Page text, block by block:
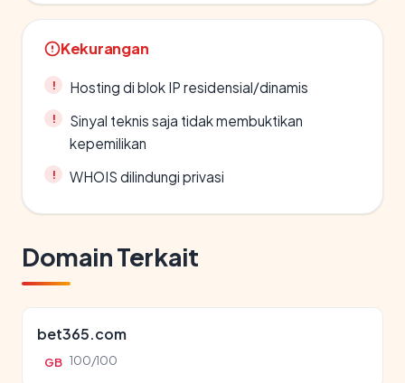
Kekurangan
Hosting di blok IP residensial/dinamis
Sinyal teknis saja tidak membuktikan
kepemilikan
WHOIS dilindungi privasi
Domain Terkait
bet365.com
GB 100/100